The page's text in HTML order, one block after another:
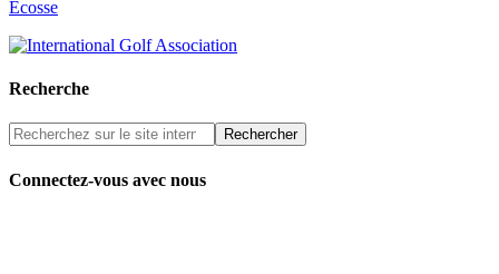
Recherche
Connectez-vous avec nous